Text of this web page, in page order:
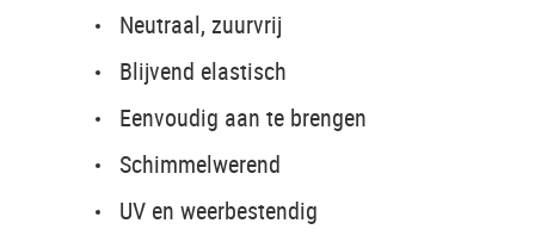
Neutraal, zuurvrij
Blijvend elastisch
Eenvoudig aan te brengen
Schimmelwerend
UV en weerbestendig